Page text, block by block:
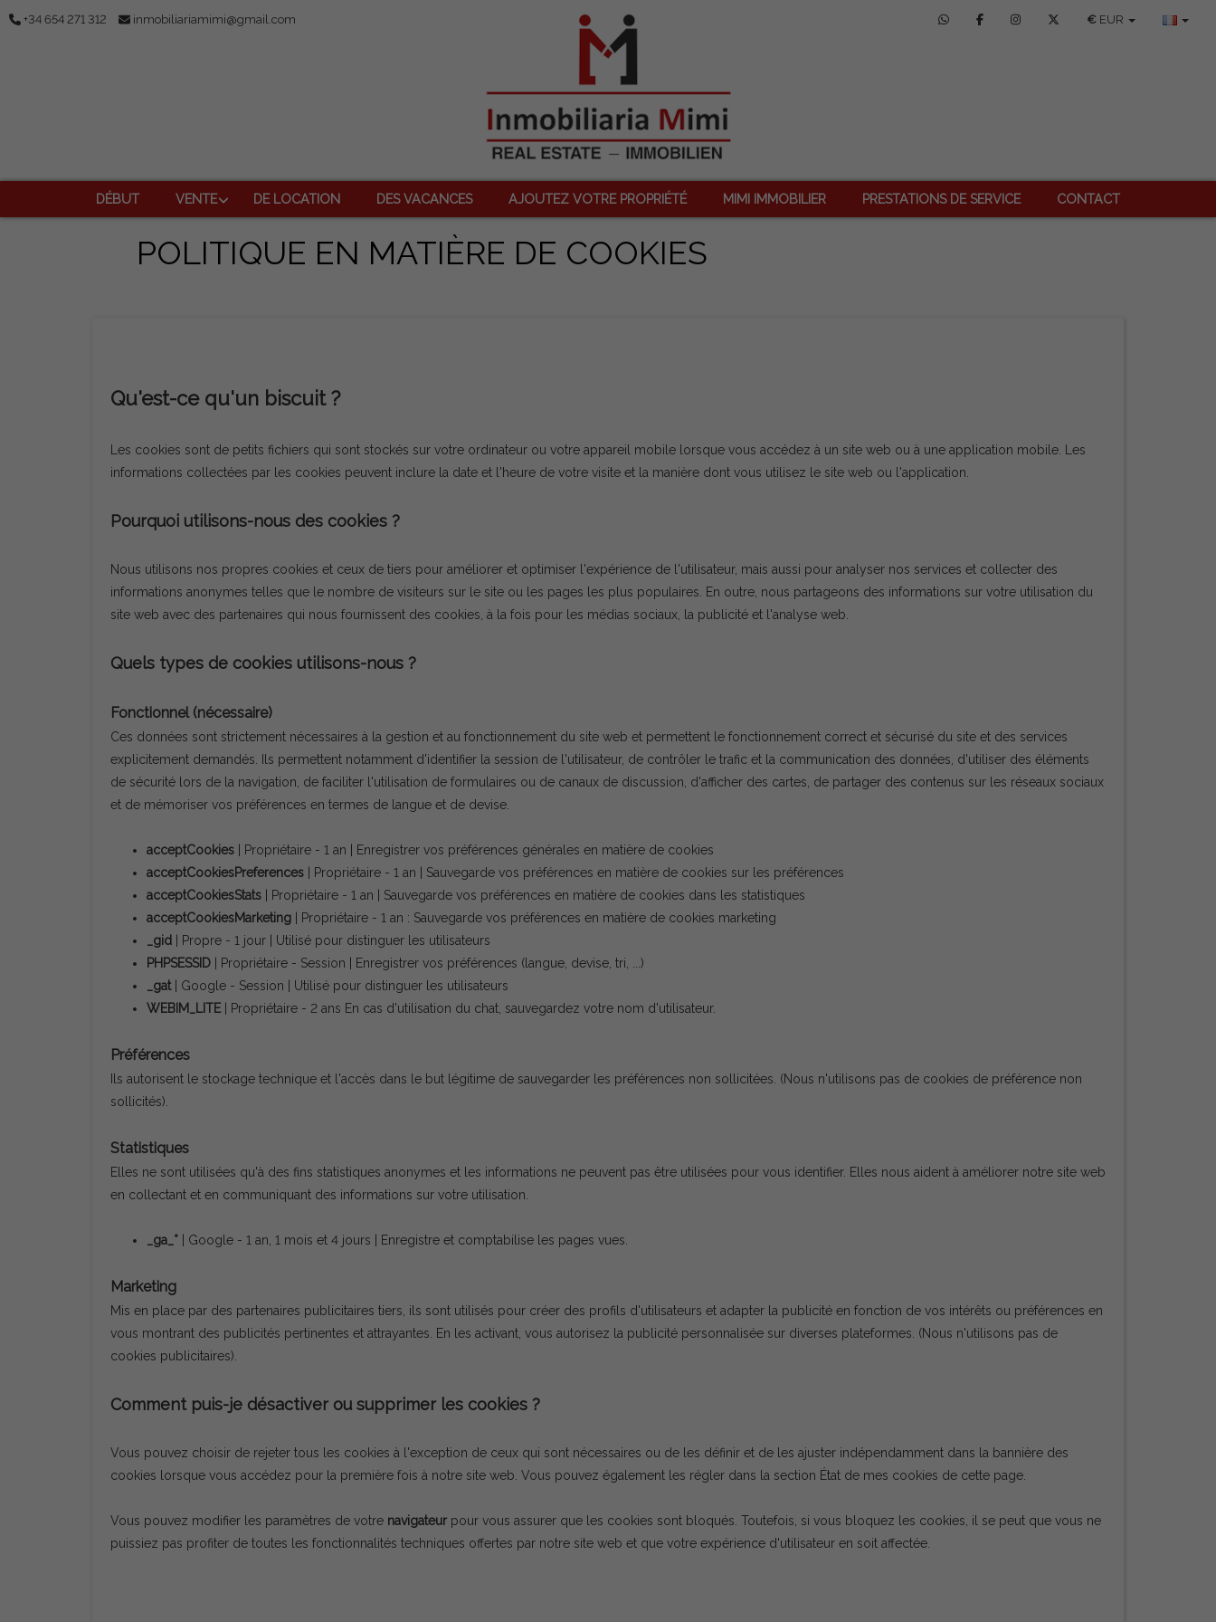
+34 654 271 312 inmobiliariamimi@gmail.com € EUR
DÉBUT VENTE DE LOCATION DES VACANCES AJOUTEZ VOTRE PROPRIÉTÉ MIMI IMMOBILIER PRESTATIONS DE SERVICE CONTACT
POLITIQUE EN MATIÈRE DE COOKIES
Qu'est-ce qu'un biscuit ?
Les cookies sont de petits fichiers qui sont stockés sur votre ordinateur ou votre appareil mobile lorsque vous accédez à un site web ou à une application mobile. Les
informations collectées par les cookies peuvent inclure la date et l'heure de votre visite et la manière dont vous utilisez le site web ou l'application.
Pourquoi utilisons-nous des cookies ?
Nous utilisons nos propres cookies et ceux de tiers pour améliorer et optimiser l'expérience de l'utilisateur, mais aussi pour analyser nos services et collecter des
informations anonymes telles que le nombre de visiteurs sur le site ou les pages les plus populaires. En outre, nous partageons des informations sur votre utilisation du
site web avec des partenaires qui nous fournissent des cookies, à la fois pour les médias sociaux, la publicité et l'analyse web.
Quels types de cookies utilisons-nous ?
Fonctionnel (nécessaire)
Ces données sont strictement nécessaires à la gestion et au fonctionnement du site web et permettent le fonctionnement correct et sécurisé du site et des services
explicitement demandés. Ils permettent notamment d'identifier la session de l'utilisateur, de contrôler le trafic et la communication des données, d'utiliser des éléments
de sécurité lors de la navigation, de faciliter l'utilisation de formulaires ou de canaux de discussion, d'afficher des cartes, de partager des contenus sur les réseaux sociaux
et de mémoriser vos préférences en termes de langue et de devise.
acceptCookies | Propriétaire - 1 an | Enregistrer vos préférences générales en matière de cookies
acceptCookiesPreferences | Propriétaire - 1 an | Sauvegarde vos préférences en matière de cookies sur les préférences
acceptCookiesStats | Propriétaire - 1 an | Sauvegarde vos préférences en matière de cookies dans les statistiques
acceptCookiesMarketing | Propriétaire - 1 an : Sauvegarde vos préférences en matière de cookies marketing
_gid
| Propre - 1 jour | Utilisé pour distinguer les utilisateurs
PHPSESSID | Propriétaire - Session | Enregistrer vos préférences (langue, devise, tri, ...)
_gat| Google - Session | Utilisé pour distinguer les utilisateurs
WEBIM_LITE | Propriétaire - 2 ans En cas d'utilisation du chat, sauvegardez votre nom d'utilisateur.
Préférences
Ils autorisent le stockage technique et l'accès dans le but légitime de sauvegarder les préférences non sollicitées. (Nous n'utilisons pas de cookies de préférence non
sollicités).
Statistiques
Elles ne sont utilisées qu'à des fins statistiques anonymes et les informations ne peuvent pas être utilisées pour vous identifier. Elles nous aident à améliorer notre site web
en collectant et en communiquant des informations sur votre utilisation.
_ga_* | Google - 1 an, 1 mois et 4 jours | Enregistre et comptabilise les pages vues.
Marketing
Mis en place par des partenaires publicitaires tiers, ils sont utilisés pour créer des profils d'utilisateurs et adapter la publicité en fonction de vos intérêts ou préférences en
vous montrant des publicités pertinentes et attrayantes. En les activant, vous autorisez la publicité personnalisée sur diverses plateformes. (Nous n'utilisons pas de
cookies publicitaires).
Comment puis-je désactiver ou supprimer les cookies ?
Vous pouvez choisir de rejeter tous les cookies à l'exception de ceux qui sont nécessaires ou de les définir et de les ajuster indépendamment dans la bannière des
cookies lorsque vous accédez pour la première fois à notre site web. Vous pouvez également les régler dans la section État de mes cookies de cette page.
Vous pouvez modifier les paramètres de votre navigateur pour vous assurer que les cookies sont bloqués. Toutefois, si vous bloquez les cookies, il se peut que vous ne
puissiez pas profiter de toutes les fonctionnalités techniques offertes par notre site web et que votre expérience d'utilisateur en soit affectée.